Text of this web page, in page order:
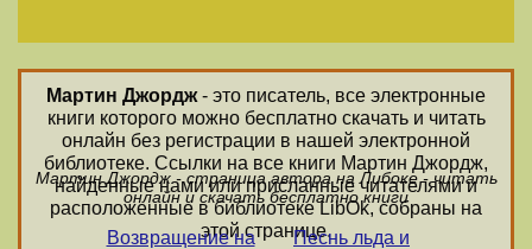
Мартин Джордж- это писатель, все электронные
книги которого можно бесплатно скачать и читать
онлайн без регистрации в нашей электронной
библиотеке. Ссылки на все книги Мартин Джордж,
найденные нами или присланные читателями и
расположенные в библиотеке LibOk, собраны на
этой странице.
Мартин Джордж - страница автора на Либоке - читать
онлайн и скачать бесплатно книги
Возвращение на
Песнь льда и